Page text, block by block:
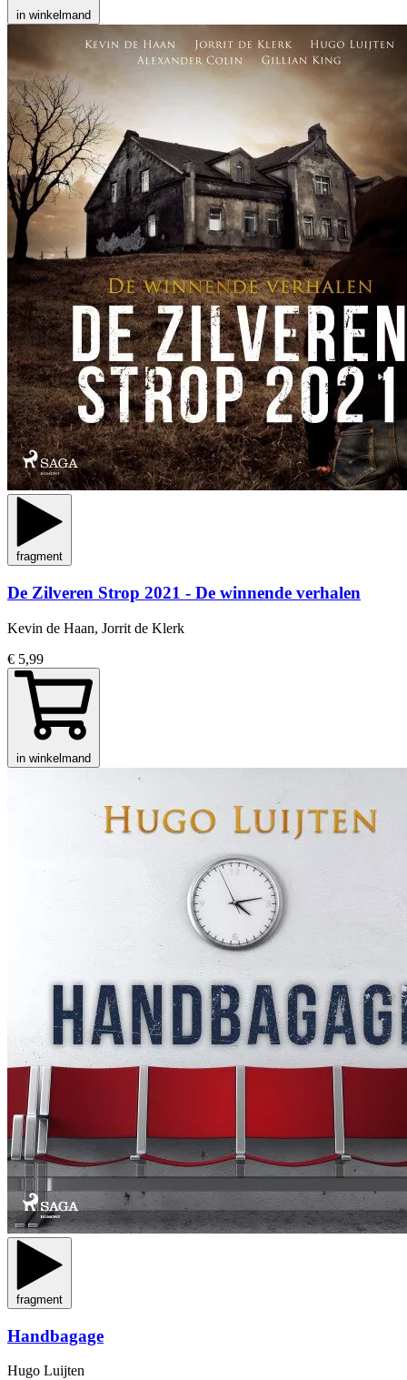
in winkelmand
fragment
De Zilveren Strop 2021 - De winnende verhalen
Kevin de Haan, Jorrit de Klerk
€ 5,99
in winkelmand
fragment
Handbagage
Hugo Luijten